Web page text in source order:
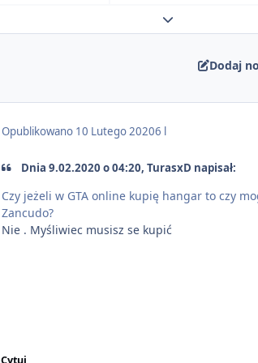
Rozwiń
Dodaj
Opublikowano 10 Lutego 20206 l
Dnia 9.02.2020 o 04:20, TurasxD napisał:
Czy jeżeli w GTA online kupię hangar to czy
Zancudo?
Nie . Myśliwiec musisz se kupić
Cytuj